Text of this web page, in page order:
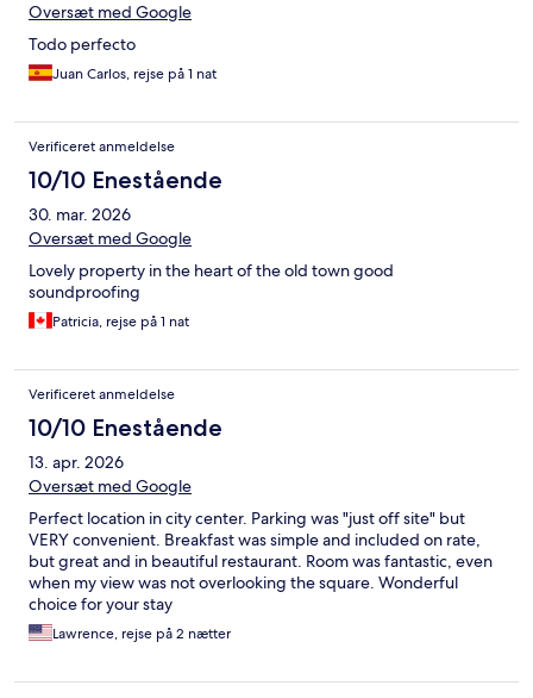
Oversæt med Google
Todo perfecto
Juan Carlos, rejse på 1 nat
Verificeret anmeldelse
10/10 Enestående
30. mar. 2026
Oversæt med Google
Lovely property in the heart of the old town good
soundproofing
Patricia, rejse på 1 nat
Verificeret anmeldelse
10/10 Enestående
13. apr. 2026
Oversæt med Google
Perfect location in city center. Parking was "just off site" but
VERY convenient. Breakfast was simple and included on rate,
but great and in beautiful restaurant. Room was fantastic, even
when my view was not overlooking the square. Wonderful
choice for your stay
Lawrence, rejse på 2 nætter